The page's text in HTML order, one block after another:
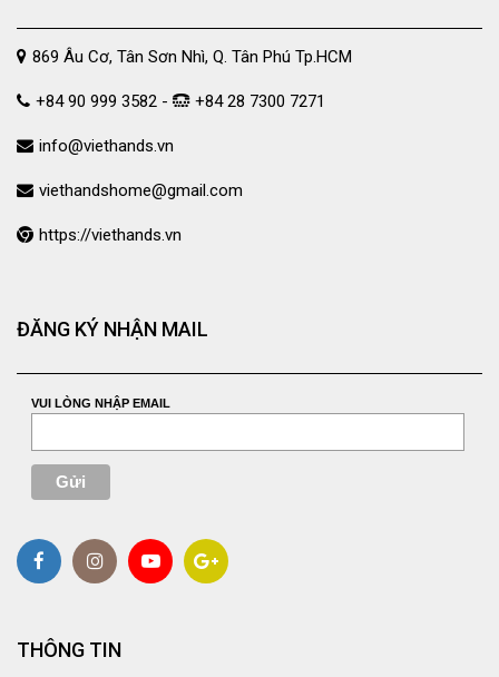
869 Âu Cơ, Tân Sơn Nhì, Q. Tân Phú Tp.HCM
+84 90 999 3582 - +84 28 7300 7271
info@viethands.vn
viethandshome@gmail.com
https://viethands.vn
ĐĂNG KÝ NHẬN MAIL
VUI LÒNG NHẬP EMAIL
THÔNG TIN